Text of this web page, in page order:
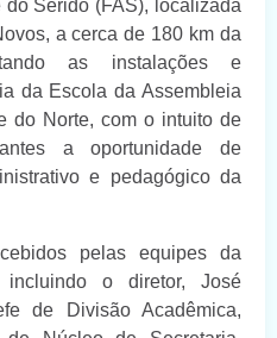
Seridó (FAS), localizada
a cerca de 180 km da
as instalações e
da Escola da Assembleia
do Norte, com o intuito de
a oportunidade de
e pedagógico da
pelas equipes da
incluindo o diretor, José
de Divisão Acadêmica,